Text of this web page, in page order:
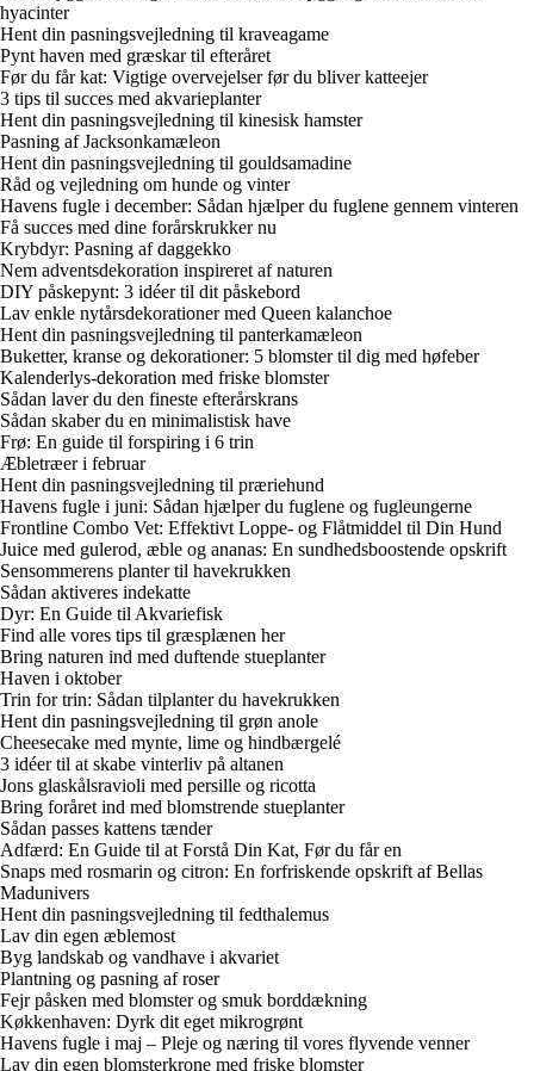
hyacinter
Hent din pasningsvejledning til kraveagame
Pynt haven med græskar til efteråret
Før du får kat: Vigtige overvejelser før du bliver katteejer
3 tips til succes med akvarieplanter
Hent din pasningsvejledning til kinesisk hamster
Pasning af Jacksonkamæleon
Hent din pasningsvejledning til gouldsamadine
Råd og vejledning om hunde og vinter
Havens fugle i december: Sådan hjælper du fuglene gennem vinteren
Få succes med dine forårskrukker nu
Krybdyr: Pasning af daggekko
Nem adventsdekoration inspireret af naturen
DIY påskepynt: 3 idéer til dit påskebord
Lav enkle nytårsdekorationer med Queen kalanchoe
Hent din pasningsvejledning til panterkamæleon
Buketter, kranse og dekorationer: 5 blomster til dig med høfeber
Kalenderlys-dekoration med friske blomster
Sådan laver du den fineste efterårskrans
Sådan skaber du en minimalistisk have
Frø: En guide til forspiring i 6 trin
Æbletræer i februar
Hent din pasningsvejledning til præriehund
Havens fugle i juni: Sådan hjælper du fuglene og fugleungerne
Frontline Combo Vet: Effektivt Loppe- og Flåtmiddel til Din Hund
Juice med gulerod, æble og ananas: En sundhedsboostende opskrift
Sensommerens planter til havekrukken
Sådan aktiveres indekatte
Dyr: En Guide til Akvariefisk
Find alle vores tips til græsplænen her
Bring naturen ind med duftende stueplanter
Haven i oktober
Trin for trin: Sådan tilplanter du havekrukken
Hent din pasningsvejledning til grøn anole
Cheesecake med mynte, lime og hindbærgelé
3 idéer til at skabe vinterliv på altanen
Jons glaskålsravioli med persille og ricotta
Bring foråret ind med blomstrende stueplanter
Sådan passes kattens tænder
Adfærd: En Guide til at Forstå Din Kat, Før du får en
Snaps med rosmarin og citron: En forfriskende opskrift af Bellas
Madunivers
Hent din pasningsvejledning til fedthalemus
Lav din egen æblemost
Byg landskab og vandhave i akvariet
Plantning og pasning af roser
Fejr påsken med blomster og smuk borddækning
Køkkenhaven: Dyrk dit eget mikrogrønt
Havens fugle i maj – Pleje og næring til vores flyvende venner
Lav din egen blomsterkrone med friske blomster